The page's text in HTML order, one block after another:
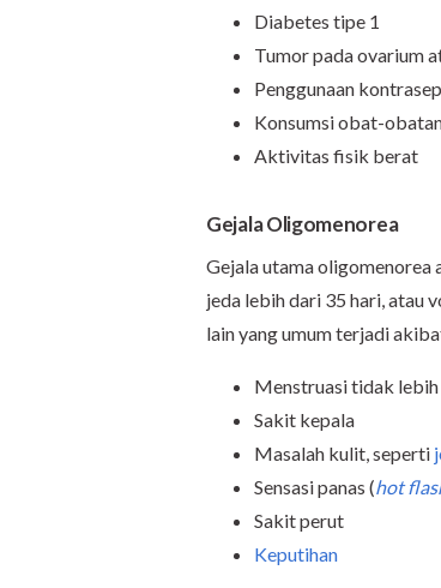
Diabetes tipe 1
Tumor pada ovarium
Penggunaan
Konsumsi obat-
Aktivitas fisik berat
Gejala Oligomenorea
Gejala utama oligomenorea
jeda lebih dari 35 hari, atau
lain yang umum terjadi
Menstruasi tidak
Sakit kepala
Masalah kulit, seperti
Sensasi panas (hot
Sakit perut
Keputihan